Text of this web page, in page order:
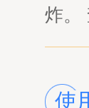
炸。
使